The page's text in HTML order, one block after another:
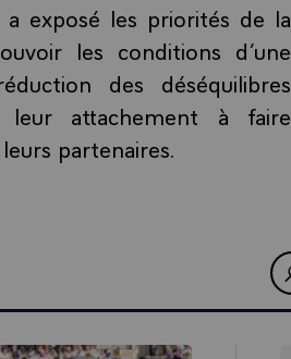
exposé les priorités de la
les conditions d’une
des déséquilibres
leur attachement à faire
partenaires.